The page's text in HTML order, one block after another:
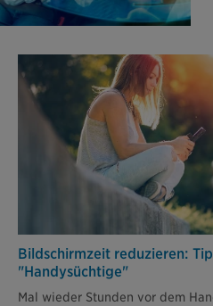
Bildschirmzeit reduzieren:
"Handysüchtige"
Mal wieder Stunden vor dem